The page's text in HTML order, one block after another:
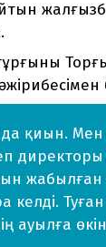
қиын.
жабылған
келді.
ауылға